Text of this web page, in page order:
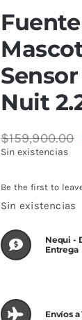
Nuit
$159,900.00
El
precio
era:
$159,900.00.
El
precio
es:
$136,850.00.
Sin existencias
Be the first to
Sin existencias
Nequi -
Entrega
Envíos